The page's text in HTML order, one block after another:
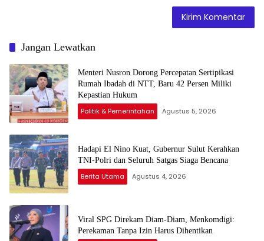
Jangan Lewatkan
Menteri Nusron Dorong Percepatan Sertipikasi
Rumah Ibadah di NTT, Baru 42 Persen Miliki
Kepastian Hukum
Politik & Pemerintahan Agustus 5, 2026
Hadapi El Nino Kuat, Gubernur Sulut Kerahkan
TNI-Polri dan Seluruh Satgas Siaga Bencana
Berita Utama Agustus 4, 2026
Viral SPG Direkam Diam-Diam, Menkomdigi:
Perekaman Tanpa Izin Harus Dihentikan